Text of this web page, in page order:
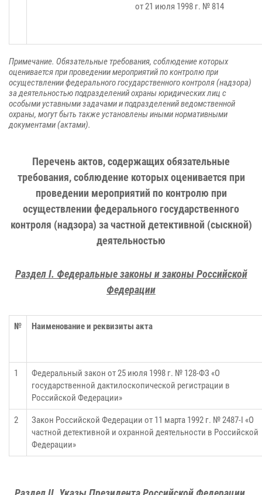
от 21 июля 1998 г. № 814
Примечание. Обязательные требования, соблюдение которых
оценивается при проведении мероприятий по контролю при
осуществлении федерального государственного контроля (надзора)
за деятельностью подразделений охраны юридических лиц с
особыми уставными задачами и подразделений ведомственной
охраны, могут быть также установлены иными нормативными
документами (актами).
Перечень актов, содержащих обязательные
требования, соблюдение которых оценивается при
проведении мероприятий по контролю при
осуществлении федерального государственного
контроля (надзора) за частной детективной (сыскной)
деятельностью
Раздел I. Федеральные законы и законы Российской
Федерации
№ Наименование и реквизиты акта
1
Федеральный закон от 25 июля 1998 г. № 128-ФЗ «О
государственной дактилоскопической регистрации в
Российской Федерации»
2
Закон Российской Федерации от 11 марта 1992 г. № 2487-I «О
частной детективной и охранной деятельности в Российской
Федерации»